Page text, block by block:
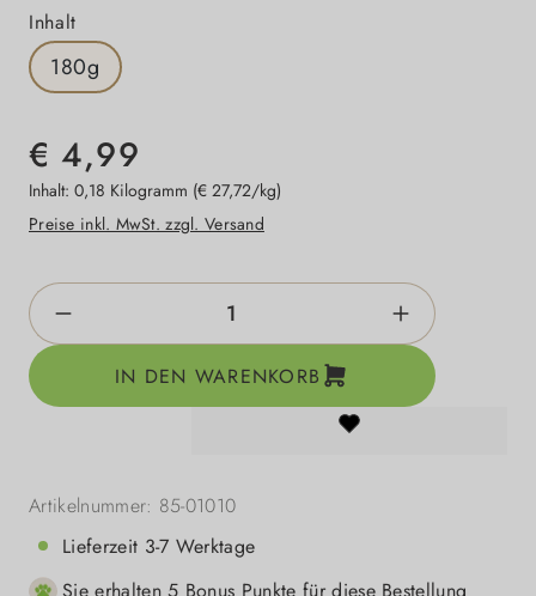
Inhaltauswählen
180g
€ 4,99
Inhalt: 0,18 Kilogramm (€ 27,72/kg)
Preise inkl. MwSt. zzgl. Versand
Produkt Anzahl: Gib den gewünschten
IN DEN WARENKORB
Artikelnummer: 85-01010
Lieferzeit 3-7 Werktage